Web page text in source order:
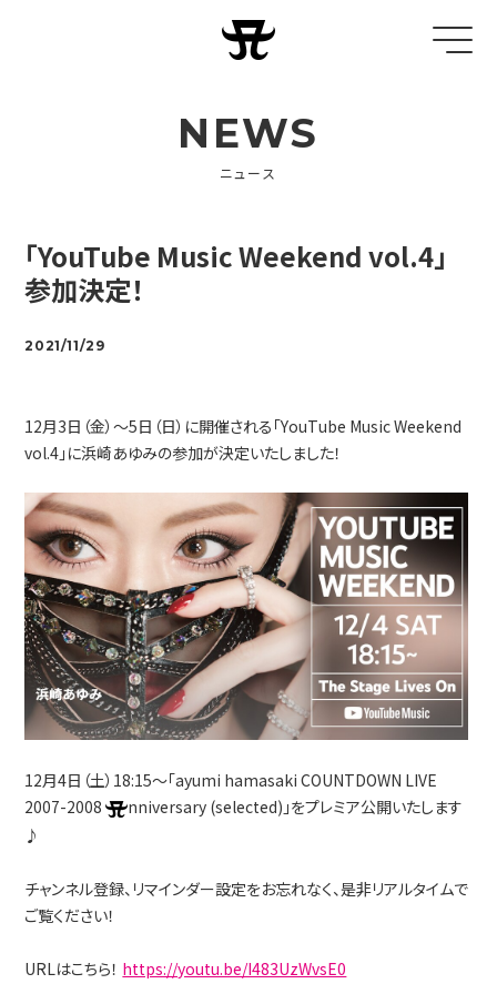
NEWS
ニュース
「YouTube Music Weekend vol.4」
参加決定！
2021/11/29
12月3日（金）～5日（日）に開催される「YouTube Music Weekend
vol.4」に浜崎あゆみの参加が決定いたしました！
12月4日（土）18:15～「ayumi hamasaki COUNTDOWN LIVE
2007-2008
nniversary (selected)」をプレミア公開いたします
♪
チャンネル登録、リマインダー設定をお忘れなく、是非リアルタイムで
ご覧ください！
URLはこちら！ https://youtu.be/I483UzWvsE0